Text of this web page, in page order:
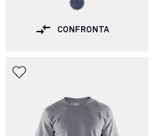
CONFRONTA